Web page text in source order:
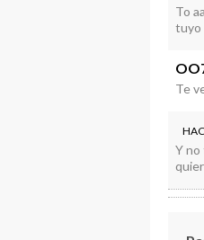
To
tuyo
Te
Y no